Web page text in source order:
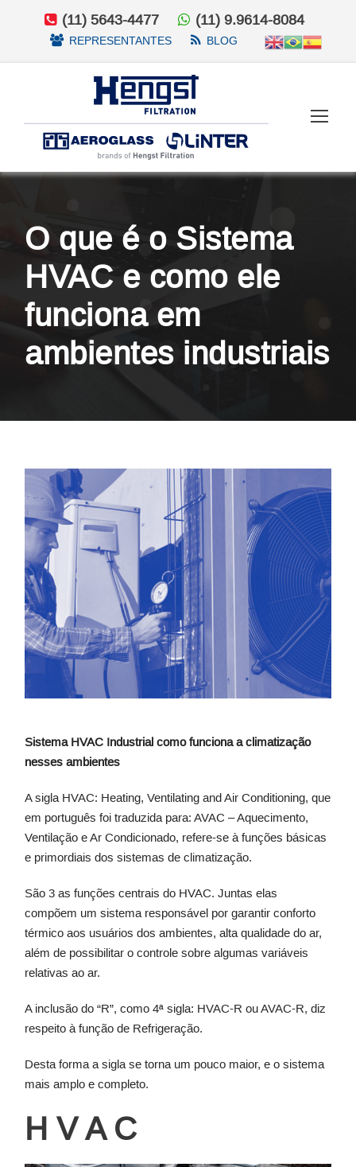
(11) 5643-4477 (11) 9.9614-8084
REPRESENTANTES BLOG
O que é o Sistema
HVAC e como ele
funciona em
ambientes industriais
Sistema HVAC Industrial como funciona a climatização
nesses ambientes
A sigla HVAC: Heating, Ventilating and Air Conditioning, que
em português foi traduzida para: AVAC – Aquecimento,
Ventilação e Ar Condicionado, refere-se à funções básicas
e primordiais dos sistemas de climatização.
São 3 as funções centrais do HVAC. Juntas elas
compõem um sistema responsável por garantir conforto
térmico aos usuários dos ambientes, alta qualidade do ar,
além de possibilitar o controle sobre algumas variáveis
relativas ao ar.
A inclusão do “R”, como 4ª sigla: HVAC-R ou AVAC-R, diz
respeito à função de Refrigeração.
Desta forma a sigla se torna um pouco maior, e o sistema
mais amplo e completo.
H V A C